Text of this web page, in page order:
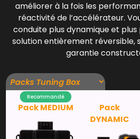
améliorer à la fois les
réactivité de l’accélérateur.
conduite plus dynamique et plus
solution entièrement réversible,
garantie
Recommandé
Pack MEDIUM
Pack
DYNAMIC